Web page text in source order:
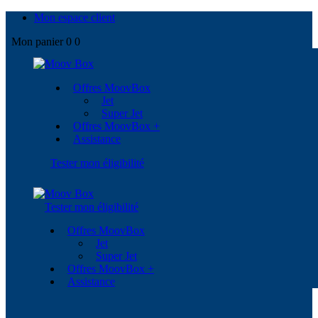
Mon espace client
Mon panier 0 0
Offres MoovBox
Jet
Super Jet
Offres MoovBox +
Assistance
Tester mon éligibilité
Tester mon éligibilité
Offres MoovBox
Jet
Super Jet
Offres MoovBox +
Assistance